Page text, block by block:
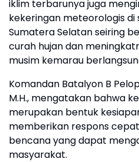
iklim terbarunya juga
kekeringan meteorologis di
Sumatera Selatan seiring
curah hujan dan
musim kemarau
Komandan Batalyon B
M.H., mengatakan bahwa
merupakan bentuk
memberikan respons
bencana yang dapat
masyarakat.